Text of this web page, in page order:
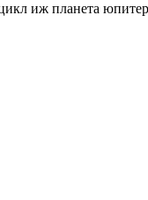
иж планета